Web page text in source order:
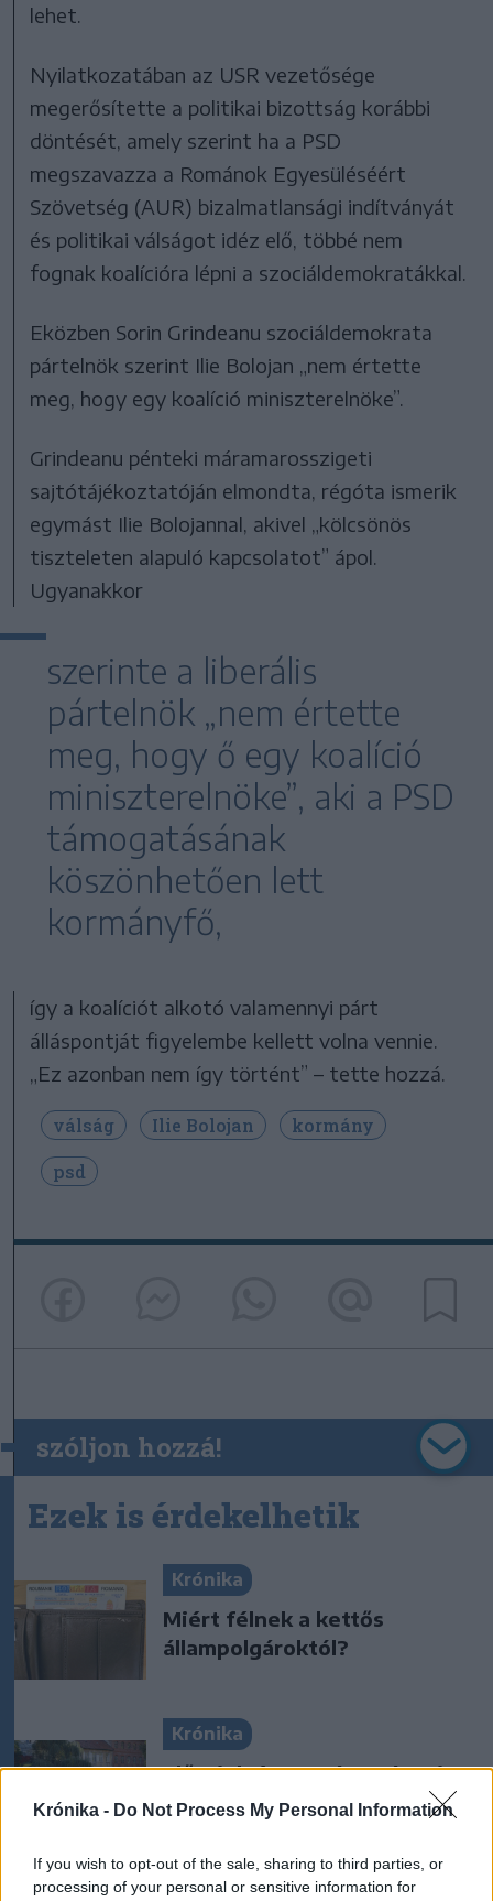
Krónika - Do Not Process My Personal Information
If you wish to opt-out of the sale, sharing to third parties, or
processing of your personal or sensitive information for
lehet.
Nyilatkozatában az USR vezetősége
megerősítette a politikai bizottság korábbi
döntését, amely szerint ha a PSD
megszavazza a Románok Egyesüléséért
Szövetség (AUR) bizalmatlansági indítványát
és politikai válságot idéz elő, többé nem
fognak koalícióra lépni a szociáldemokratákkal.
Eközben Sorin Grindeanu szociáldemokrata
pártelnök szerint Ilie Bolojan „nem értette
meg, hogy egy koalíció miniszterelnöke”.
Grindeanu pénteki máramarosszigeti
sajtótájékoztatóján elmondta, régóta ismerik
egymást Ilie Bolojannal, akivel „kölcsönös
tiszteleten alapuló kapcsolatot” ápol.
Ugyanakkor
szerinte a liberális
pártelnök „nem értette
meg, hogy ő egy koalíció
miniszterelnöke”, aki a PSD
támogatásának
köszönhetően lett
kormányfő,
így a koalíciót alkotó valamennyi párt
álláspontját figyelembe kellett volna vennie.
„Ez azonban nem így történt” – tette hozzá.
válság Ilie Bolojan
kormány
psd
szóljon hozzá!
Ezek is érdekelhetik
Krónika
Miért félnek a kettős
állampolgároktól?
Krónika
Előrejelzés: a szárazság miatt
tovább csökkennek a
folyó fittyet hány a
tendenciáknak